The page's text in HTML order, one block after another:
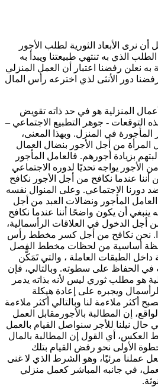
أن نرى الأبعاد الثورية لطلب الأجور
الذي به تنتهي طبيعتنا ويبدأ به
به نعلن رفضنا اعتبار أن العمل المنزلي
رفضنا دور الأنثى لذي اخترعه رأس المال
المنزلية هو في حد ذاته تقويض
التوقعات - جوهر التطبيع الاجتماعي –
المأجورة في المنزل. وبهذا المعنى،
المرأة من أجل الأجور بنضال العمال
بزيادة أجورهم. فالعامل المأجور
الأجور يواجه تحديًا لدوره الاجتماعي
عندما نكافح من أجل الأجور نكافح
دورنا الاجتماعي. وعلى المنوال نفسه
المأجور ونضالات العبد من أجل
ينبغي أن يكون واضحًا أننا عندما نكافح
أجل الدخول في العلاقات الرأسمالية،
أبدًا. نحن نكافح من أجل كسر مخطط رأس
لحظة أساسية من لحظات مخطط الفصل
داخل الطبقات العاملة ، والتي تَمَكَّن
في الحفاظ على سطوته. وبالتالي، فإن
هو مطلب ثوري ليس لأنه بذاته يدمر
ويجبره على إعادة هيكلة
أكثر ملاءمة لنا وبالتالي أكثر ملاءمة
إن المطالبة بالأجورمقابل العمل
حال نيلنا للأجر سنواصل القيام بالعمل
العكس، أي القول إن المطالبة بالمال
الأولى نحو رفض القيام بتلك
عملنا مرئيًا، وهو الشرط الذي لا غنى
في جانبه المباشر كعمل منزلي